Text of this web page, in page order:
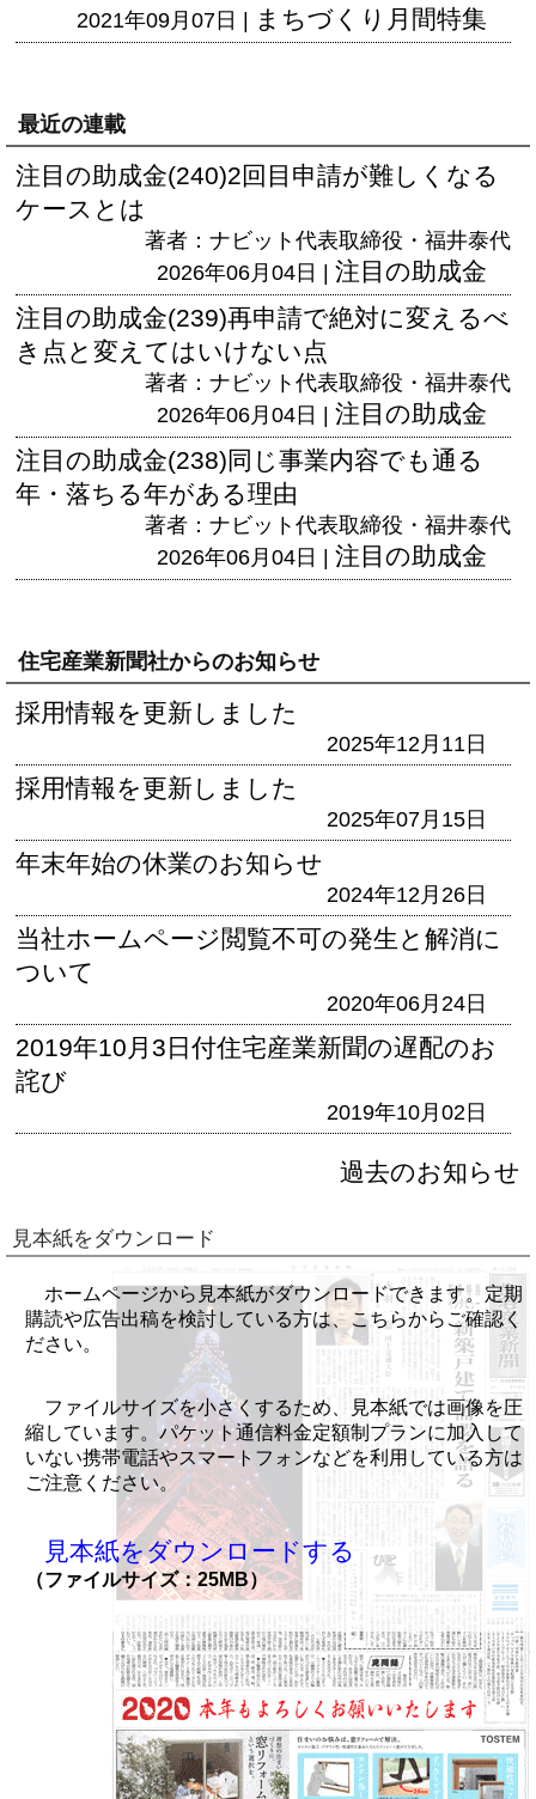
2021年09月07日 | まちづくり月間特集
最近の連載
注目の助成金(240)2回目申請が難しくなる
ケースとは
著者：ナビット代表取締役・福井泰代
2026年06月04日 | 注目の助成金
注目の助成金(239)再申請で絶対に変えるべ
き点と変えてはいけない点
著者：ナビット代表取締役・福井泰代
2026年06月04日 | 注目の助成金
注目の助成金(238)同じ事業内容でも通る
年・落ちる年がある理由
著者：ナビット代表取締役・福井泰代
2026年06月04日 | 注目の助成金
住宅産業新聞社からのお知らせ
採用情報を更新しました
2025年12月11日
採用情報を更新しました
2025年07月15日
年末年始の休業のお知らせ
2024年12月26日
当社ホームページ閲覧不可の発生と解消に
ついて
2020年06月24日
2019年10月3日付住宅産業新聞の遅配のお
詫び
2019年10月02日
過去のお知らせ
見本紙をダウンロード
ホームページから見本紙がダウンロードできます。定期
購読や広告出稿を検討している方は、こちらからご確認く
ださい。
ファイルサイズを小さくするため、見本紙では画像を圧
縮しています。パケット通信料金定額制プランに加入して
いない携帯電話やスマートフォンなどを利用している方は
ご注意ください。
見本紙をダウンロードする
（ファイルサイズ：25MB）